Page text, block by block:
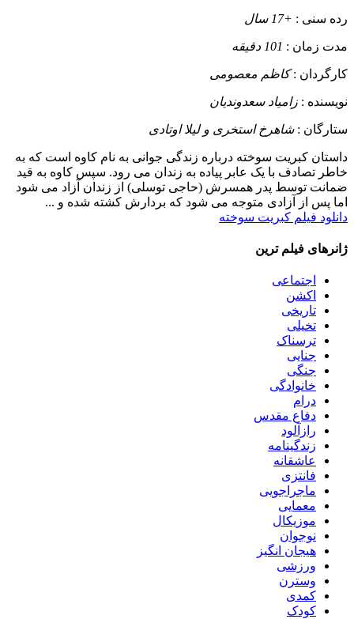
رده سنی : +17 سال
مدت زمان : 101 دقیقه
کارگردان :کاظم معصومی
نویسنده : زامیاد سعدوندیان
ستارگان :شاهرخ استخری و لیلا اوتادی
داستان کبریت سوخته درباره زندگی جوانی به نام کاوه است که به
خاطر تصادف با یک عابر پیاده به زندان می رود. سپس کاوه به قید
ضمانت توسط پدر همسرش (حاجی توسلی) از زندان آزاد می شود
اما پس از آزادی متوجه می شود که بردارش کشته شده و ...
دانلود فیلم کبریت سوخته
ژانرهای فیلم ترین
اجتماعی
اکشن
تاریخی
تخیلی
ترسناک
جنایی
جنگی
خانوادگی
درام
دفاع مقدس
رازآلود
زندگینامه
عاشقانه
فانتزی
ماجراجویی
معمایی
موزیکال
نوجوان
هیجان انگیز
ورزشی
وسترن
کمدی
کودک